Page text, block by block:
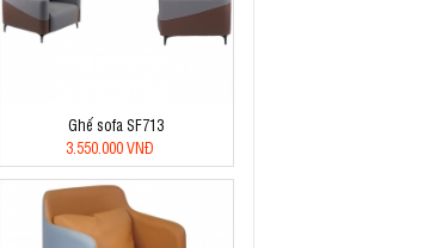
Ghế sofa SF713
3.550.000 VNĐ